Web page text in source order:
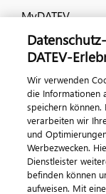
MyDATEV
Dialog &
Veranstaltungen
DATEV magazin
DATEV-
DATEV-
DATEV-
Wir verwenden
die Informationen
speichern können.
verarbeiten wir
und
Werbezwecken.
Dienstleister
befinden können
aufweisen. Mit